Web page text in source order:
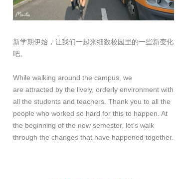
新学期伊始，让我们一起来细数校园里的一些新变化
吧。
While walking around the campus, we
are attracted by the lively, orderly environment with
all the students and teachers. Thank you to all the
people who worked so hard for this to happen. At
the beginning of the new semester, let's walk
through the changes that have happened together.